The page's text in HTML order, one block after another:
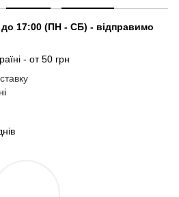
17:00 (ПН - СБ) - відправимо
- от 50 грн